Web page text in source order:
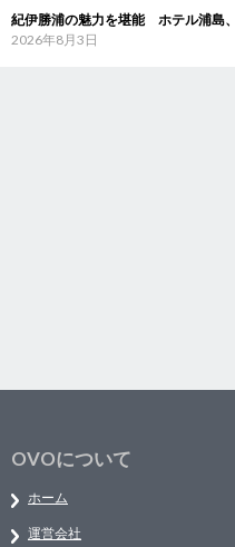
紀伊勝浦の魅力を堪能 ホテル浦島
2026年8月3日
OVOについて
ホーム
運営会社